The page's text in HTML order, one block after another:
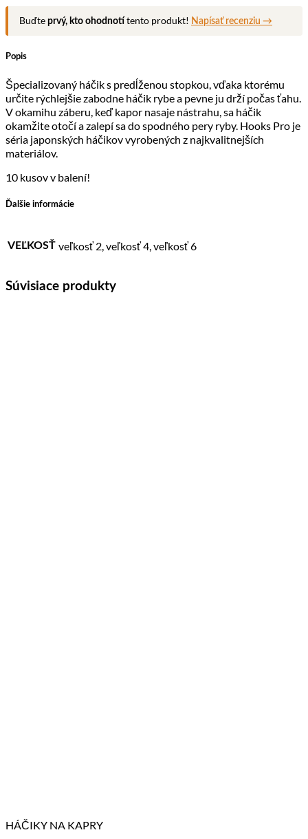
Buďte prvý, kto ohodnotítento produkt! Napísať recenziu →
Popis
Špecializovaný háčik s predĺženou stopkou, vďaka ktorému
určite rýchlejšie zabodne háčik rybe a pevne ju drží počas ťahu.
V okamihu záberu, keď kapor nasaje nástrahu, sa háčik
okamžite otočí a zalepí sa do spodného pery ryby. Hooks Pro je
séria japonských háčikov vyrobených z najkvalitnejších
materiálov.
10 kusov v balení!
Ďalšie informácie
VEĽKOSŤ veľkosť 2, veľkosť 4, veľkosť 6
Súvisiace produkty
HÁČIKY NA KAPRY